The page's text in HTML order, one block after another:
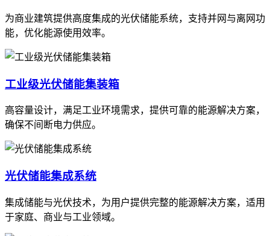
为商业建筑提供高度集成的光伏储能系统，支持并网与离网功
能，优化能源使用效率。
工业级光伏储能集装箱
高容量设计，满足工业环境需求，提供可靠的能源解决方案，
确保不间断电力供应。
光伏储能集成系统
集成储能与光伏技术，为用户提供完整的能源解决方案，适用
于家庭、商业与工业领域。